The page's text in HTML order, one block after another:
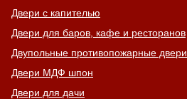
Двери с капителью
Двери для баров, кафе и ресторанов
Двупольные противопожарные двери
Двери МДФ шпон
Двери для дачи